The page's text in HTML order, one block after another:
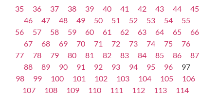
35
36 37 38 39 40 41 42 43 44
45
46
47 48 49 50 51 52 53 54
55
56
57 58 59 60 61 62 63 64 65
66
67
68 69 70 71 72 73 74 75
76
77
78 79 80 81 82 83 84 85 86
87
88
89 90 91 92 93 94 95 96
97
98
99 100 101 102 103 104 105
106
107
108 109 110 111 112 113
114